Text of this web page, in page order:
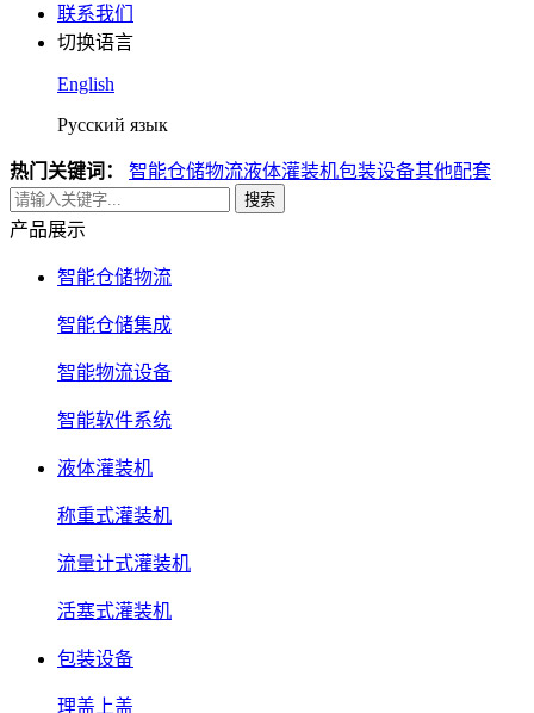
联系我们
切换语言
English
Русский язык
热门关键词： 智能仓储物流液体灌装机包装设备其他配套
搜索
产品展示
智能仓储物流
智能仓储集成
智能物流设备
智能软件系统
液体灌装机
称重式灌装机
流量计式灌装机
活塞式灌装机
包装设备
理盖上盖